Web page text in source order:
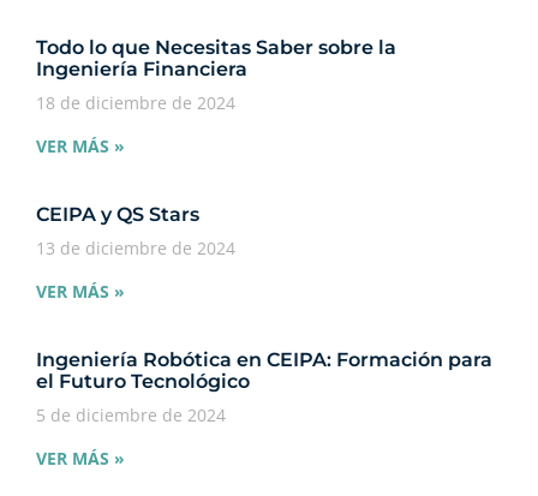
Todo lo que Necesitas Saber sobre la
Ingeniería Financiera
18 de diciembre de 2024
VER MÁS »
CEIPA y QS Stars
13 de diciembre de 2024
VER MÁS »
Ingeniería Robótica en CEIPA: Formación para
el Futuro Tecnológico
5 de diciembre de 2024
VER MÁS »